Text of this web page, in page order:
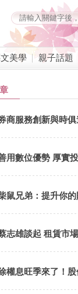
美學 親子話題
蔡志雄談起 租
文．洪寶山面對
使台灣租賃市場
事件。
商服務創新與時
用數位優勢 厚實
鼠兄弟：提升你
的提款機
志雄談起 租賃市
權息旺季來了！